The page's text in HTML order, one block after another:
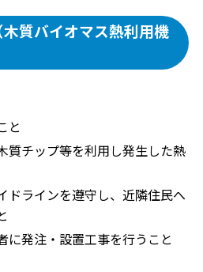
質バイオマス熱利用機
と
質チップ等を利用し発生した熱
ドラインを遵守し、近隣住民へ
に発注・設置工事を行うこと